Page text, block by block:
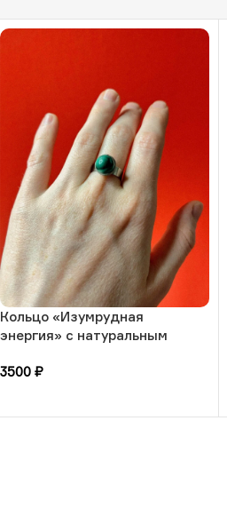
Кольцо «Изумрудная
энергия» с натуральным
РБ
3500₽